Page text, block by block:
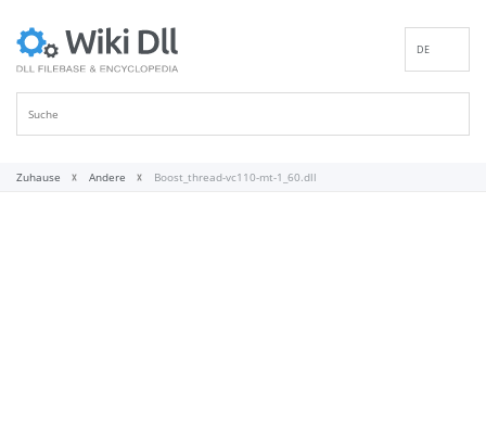
DE
Zuhause Andere Boost_thread-vc110-mt-1_60.dll